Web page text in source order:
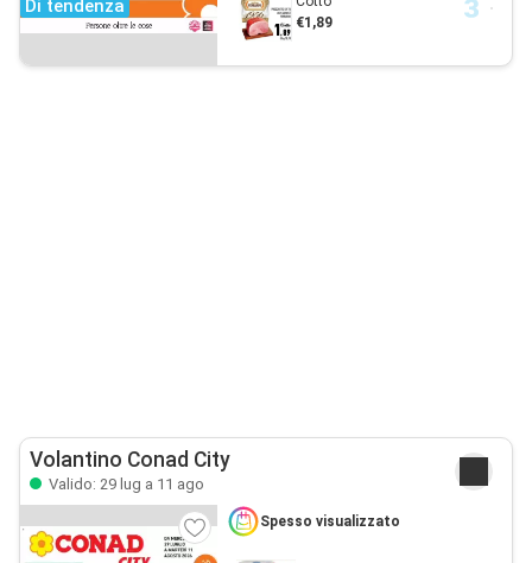
Di tendenza
€1,89
Volantino Conad City
Valido: 29 lug a 11 ago
Spesso visualizzato